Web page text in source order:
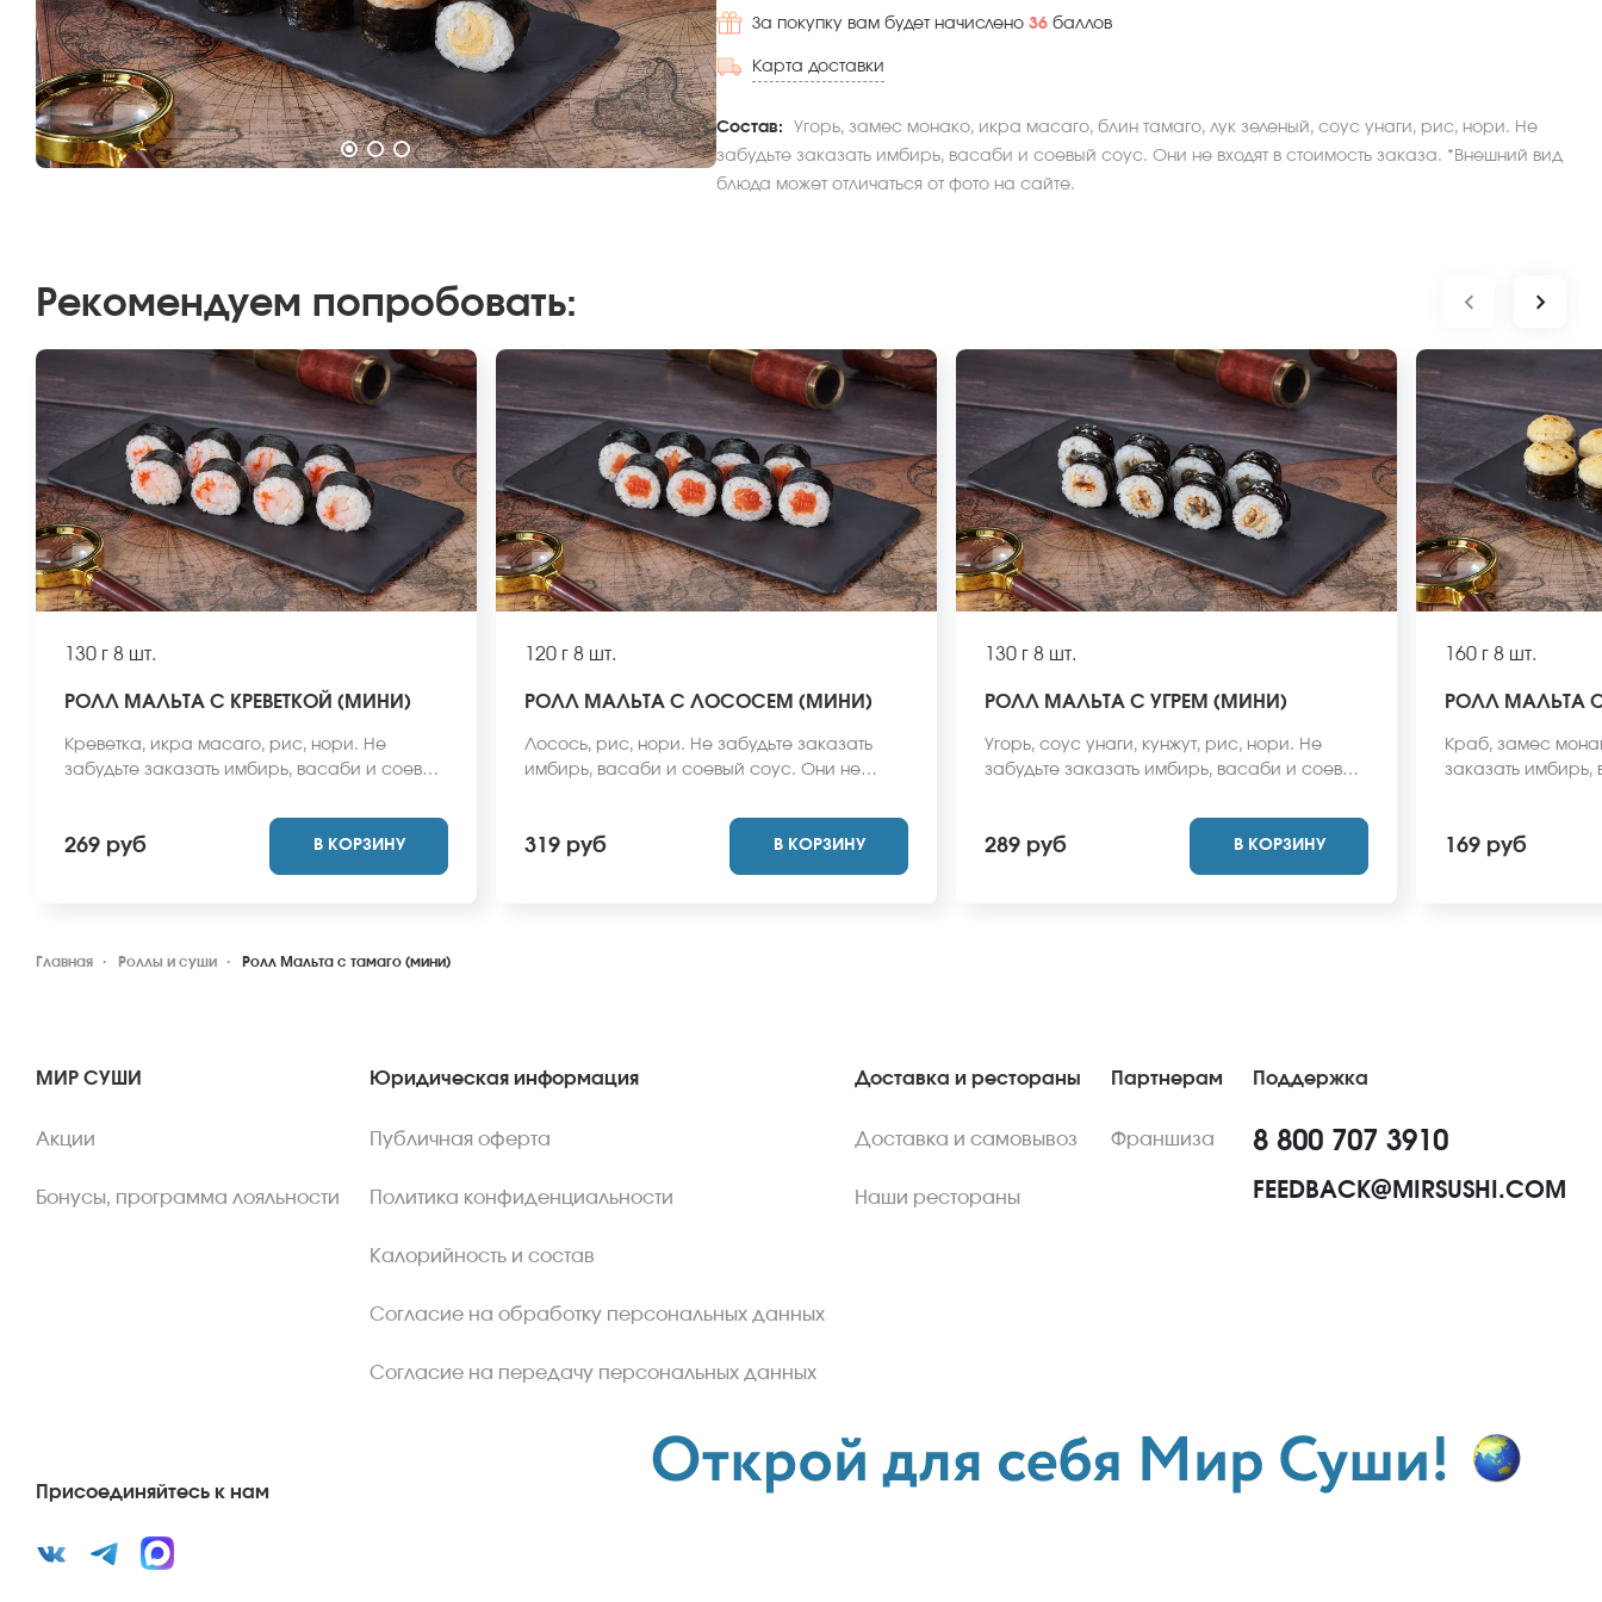
За покупку вам будет начислено 36 баллов
Карта доставки
Состав:
Угорь, замес монако, икра масаго, блин тамаго, лук зеленый, соус унаги, рис, нори. Не
забудьте заказать имбирь, васаби и соевый соус. Они не входят в стоимость заказа. *Внешний вид
блюда может отличаться от фото на сайте.
Рекомендуем попробовать:
130 г 8 шт.
РОЛЛ МАЛЬТА С КРЕВЕТКОЙ (МИНИ)
Креветка, икра масаго, рис, нори. Не
забудьте заказать имбирь, васаби и соевый
*Внешний вид блюда может отличаться от
фото на сайте.
269 руб В КОРЗИНУ
120 г 8 шт.
РОЛЛ МАЛЬТА С ЛОСОСЕМ (МИНИ)
Лосось, рис, нори. Не забудьте заказать
имбирь, васаби и соевый соус. Они не
блюда может отличаться от фото на сайте.
319 руб В КОРЗИНУ
130 г 8 шт.
РОЛЛ МАЛЬТА С УГРЕМ (МИНИ)
Угорь, соус унаги, кунжут, рис, нори. Не
забудьте заказать имбирь, васаби и соевый
*Внешний вид блюда может отличаться от
фото на сайте.
289 руб В КОРЗИНУ
160 г 8 шт.
РОЛЛ МАЛЬТА
Краб, замес
заказать
сайте.
169 руб
Главная Роллы и суши Ролл Мальта с тамаго (мини)
МИР СУШИ
Акции
Бонусы, программа лояльности
Юридическая информация
Публичная оферта
Политика конфиденциальности
Калорийность и состав
Согласие на обработку персональных данных
Согласие на передачу персональных данных
Доставка и рестораны
Доставка и самовывоз
Наши рестораны
Партнерам
Франшиза
Поддержка
8 800 707 3910
FEEDBACK@MIRSUSHI.COM
Присоединяйтесь к нам